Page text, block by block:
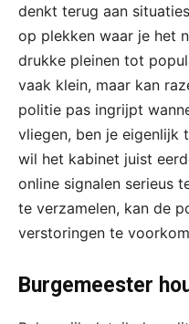
denkt terug aan
op plekken waar je het
drukke pleinen tot
vaak klein, maar kan
politie pas ingrijpt
vliegen, ben je eigenlijk
wil het kabinet juist
online signalen serieus
te verzamelen, kan de
verstoringen te
Burgemeester